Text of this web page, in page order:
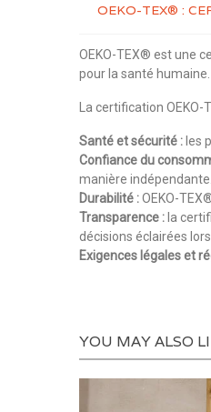
OEKO-TEX® :
OEKO-TEX® est une
pour la santé humaine.
La certification
Santé et sécurité : les
Confiance du
manière indépendante.
Durabilité :OEKO-
Transparence : la
décisions éclairées
Exigences légales et
YOU MAY ALSO